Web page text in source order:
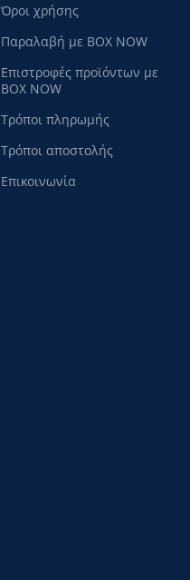
Όροι χρήσης
Παραλαβή με BOX NOW
Επιστροφές προϊόντων με
BOX NOW
Τρόποι πληρωμής
Τρόποι αποστολής
Επικοινωνία